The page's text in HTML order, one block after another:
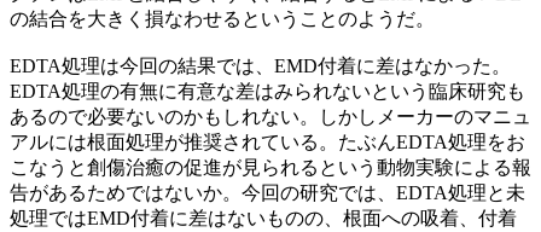
の結合を大きく損なわせるということのようだ。
EDTA処理は今回の結果では、EMD付着に差はなかった。
EDTA処理の有無に有意な差はみられないという臨床研究も
あるので必要ないのかもしれない。しかしメーカーのマニュ
アルには根面処理が推奨されている。たぶんEDTA処理をお
こなうと創傷治癒の促進が見られるという動物実験による報
告があるためではないか。今回の研究では、EDTA処理と未
処理ではEMD付着に差はないものの、根面への吸着、付着